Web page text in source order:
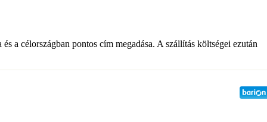
a célországban pontos cím megadása. A szállítás költségei ezután